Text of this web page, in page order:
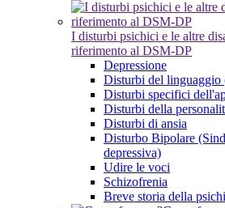
I disturbi psichici e le altre
riferimento al DSM-DP
Depressione
Disturbi del
Disturbi specifici
Disturbi della
Disturbi di ansia
Disturbo Bipolare
depressiva)
Udire le voci
Schizofrenia
Breve storia della